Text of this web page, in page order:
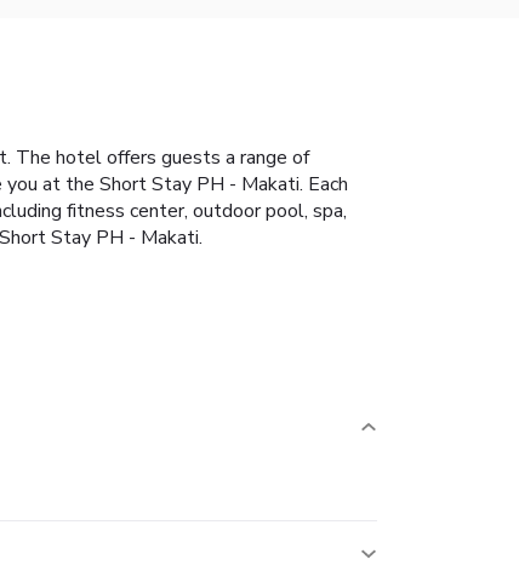
The hotel offers guests a range of
at the Short Stay PH - Makati. Each
fitness center, outdoor pool, spa,
Stay PH - Makati.